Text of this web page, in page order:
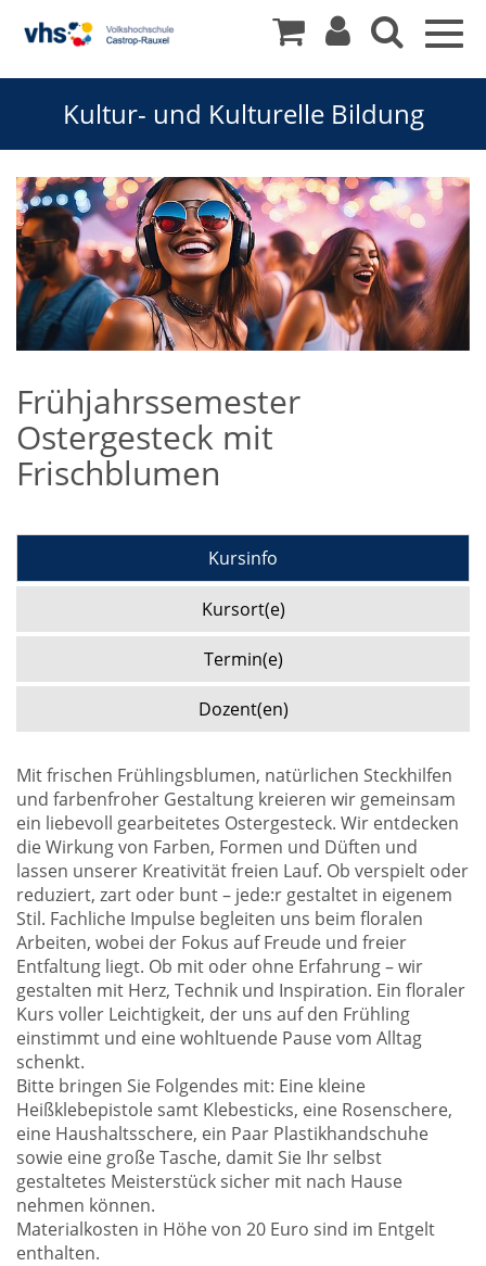
Kultur- und Kulturelle Bildung
Frühjahrssemester
Ostergesteck mit
Frischblumen
Kursinfo
Kursort(e)
Termin(e)
Dozent(en)
Mit frischen Frühlingsblumen, natürlichen Steckhilfen
und farbenfroher Gestaltung kreieren wir gemeinsam
ein liebevoll gearbeitetes Ostergesteck. Wir entdecken
die Wirkung von Farben, Formen und Düften und
lassen unserer Kreativität freien Lauf. Ob verspielt oder
reduziert, zart oder bunt – jede:r gestaltet in eigenem
Stil. Fachliche Impulse begleiten uns beim floralen
Arbeiten, wobei der Fokus auf Freude und freier
Entfaltung liegt. Ob mit oder ohne Erfahrung – wir
gestalten mit Herz, Technik und Inspiration. Ein floraler
Kurs voller Leichtigkeit, der uns auf den Frühling
einstimmt und eine wohltuende Pause vom Alltag
schenkt.
Bitte bringen Sie Folgendes mit: Eine kleine
Heißklebepistole samt Klebesticks, eine Rosenschere,
eine Haushaltsschere, ein Paar Plastikhandschuhe
sowie eine große Tasche, damit Sie Ihr selbst
gestaltetes Meisterstück sicher mit nach Hause
nehmen können.
Materialkosten in Höhe von 20 Euro sind im Entgelt
enthalten.